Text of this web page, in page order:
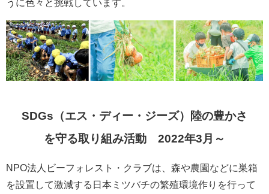
うに色々と挑戦しています。
SDGs（エス・ディー・ジーズ）陸の豊かさ
を守る取り組み活動 2022年3月～
NPO法人ビーフォレスト・クラブは、森や農園などに巣箱
を設置して激減する日本ミツバチの繁殖環境作りを行って